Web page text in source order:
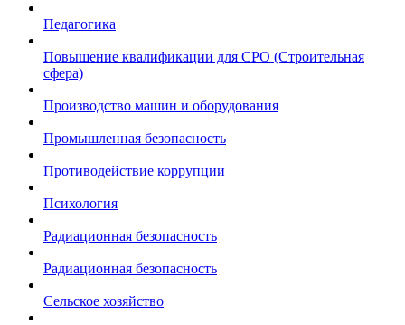
Педагогика
Повышение квалификации для СРО (Строительная
сфера)
Производство машин и оборудования
Промышленная безопасность
Противодействие коррупции
Психология
Радиационная безопасность
Радиационная безопасность
Сельское хозяйство